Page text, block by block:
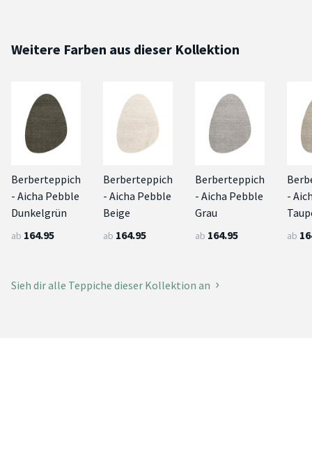
Weitere Farben aus dieser Kollektion
Berberteppich
- Aicha Pebble
Dunkelgrün
ab 164.95
Berberteppich
- Aicha Pebble
Beige
ab 164.95
Berberteppich
- Aicha Pebble
Grau
ab 164.95
-
ab
Sieh dir alle Teppiche dieser Kollektion an